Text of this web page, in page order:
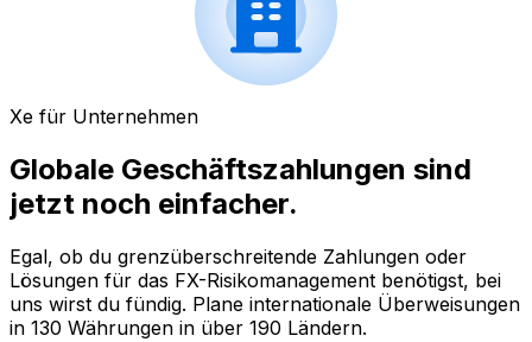
Xe für Unternehmen
Globale Geschäftszahlungen sind
jetzt noch einfacher.
Egal, ob du grenzüberschreitende Zahlungen oder
Lösungen für das FX-Risikomanagement benötigst, bei
uns wirst du fündig. Plane internationale Überweisungen
in 130 Währungen in über 190 Ländern.